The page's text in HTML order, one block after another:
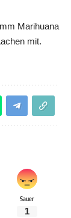
Marihuana
mit.
Sauer
1